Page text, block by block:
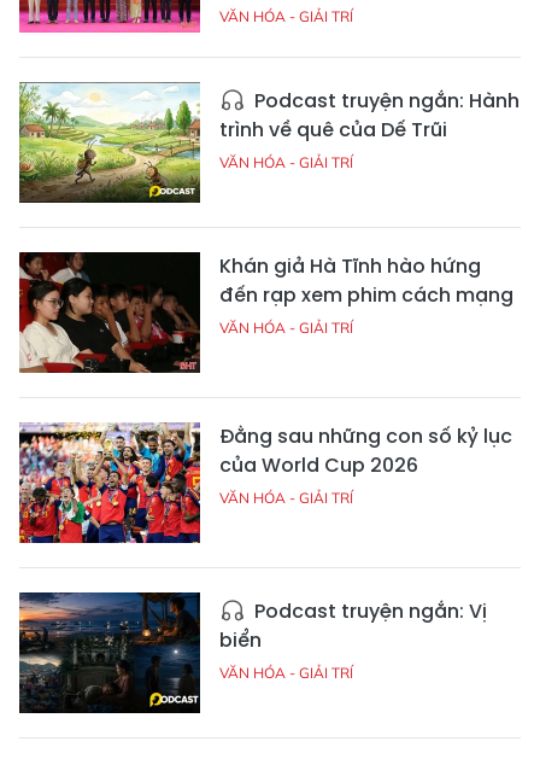
VĂN HÓA - GIẢI TRÍ
Podcast truyện ngắn: Hành
trình về quê của Dế Trũi
VĂN HÓA - GIẢI TRÍ
Khán giả Hà Tĩnh hào hứng
đến rạp xem phim cách mạng
VĂN HÓA - GIẢI TRÍ
Đằng sau những con số kỷ lục
của World Cup 2026
VĂN HÓA - GIẢI TRÍ
Podcast truyện ngắn: Vị
biển
VĂN HÓA - GIẢI TRÍ